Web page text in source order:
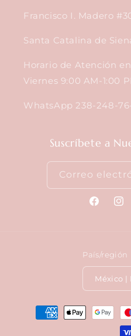
Francisco I. Madero
Santa Catalina de
Horario de Atención
Viernes 9:00 AM-1:00
WhatsApp 238-248-
Suscríbete a
Correo
Facebook
País/región
Formas